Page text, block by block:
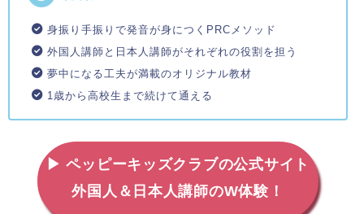
身振り手振りで発音が身につくPRCメソッド
外国人講師と日本人講師がそれぞれの役割を担う
夢中になる工夫が満載のオリジナル教材
1歳から高校生まで続けて通える
▶ ペッピーキッズクラブの公式サイト
外国人＆日本人講師のW体験！